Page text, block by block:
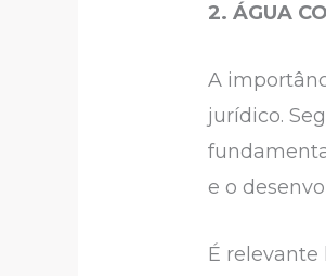
2. ÁGUA
A
jurídico.
e o
É